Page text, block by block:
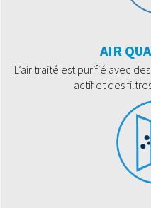
AIR
L’air traité est purifié avec
actif et des